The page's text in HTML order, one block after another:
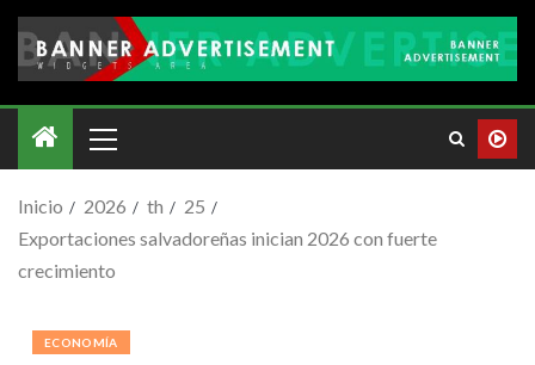
Inicio 2026 th
25
Exportaciones salvadoreñas inician 2026 con fuerte
crecimiento
ECONOMÍA